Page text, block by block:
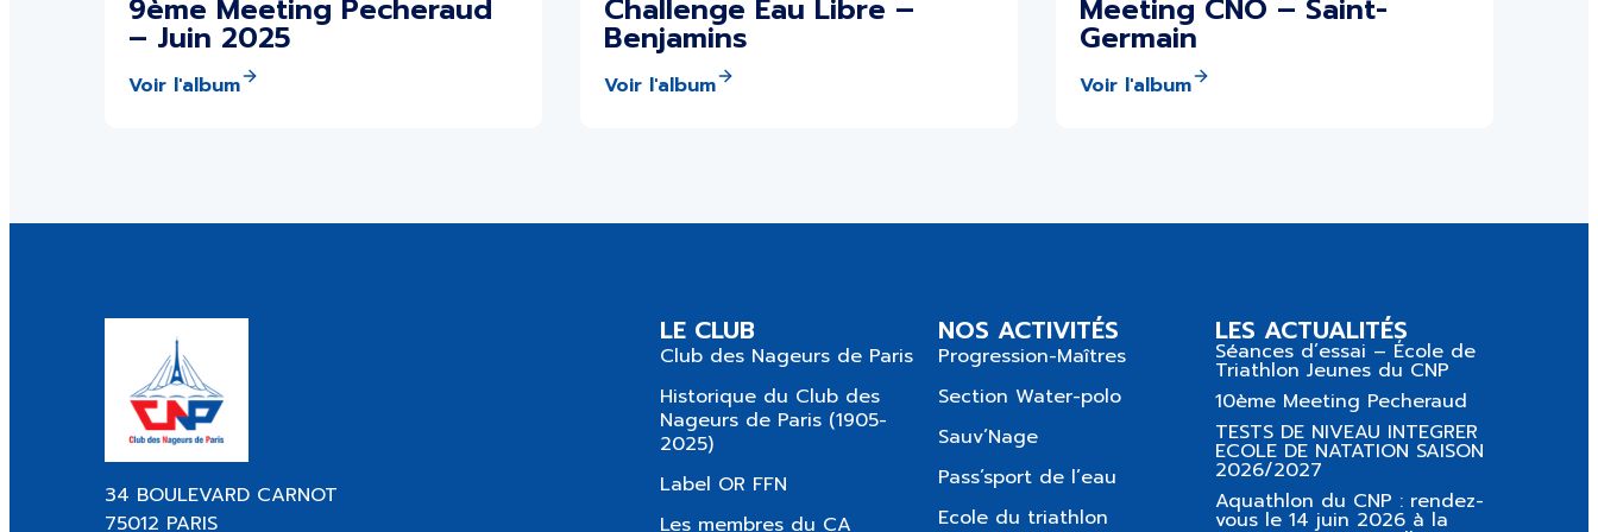
9ème Meeting Pecheraud
– Juin 2025
Voir l'album
Challenge Eau Libre –
Benjamins
Voir l'album
Meeting CNO – Saint-
Germain
Voir l'album
34 BOULEVARD CARNOT
75012 PARIS
LE CLUB
Club des Nageurs de Paris
Historique du Club des
Nageurs de Paris (1905-
2025)
Label OR FFN
Les membres du CA
NOS ACTIVITÉS
Progression-Maîtres
Section Water-polo
Sauv’Nage
Pass’sport de l’eau
Ecole du triathlon
LES ACTUALITÉS
Séances d’essai – École de
Triathlon Jeunes du CNP
10ème Meeting Pecheraud
TESTS DE NIVEAU INTEGRER
ECOLE DE NATATION SAISON
2026/2027
Aquathlon du CNP : rendez-
vous le 14 juin 2026 à la